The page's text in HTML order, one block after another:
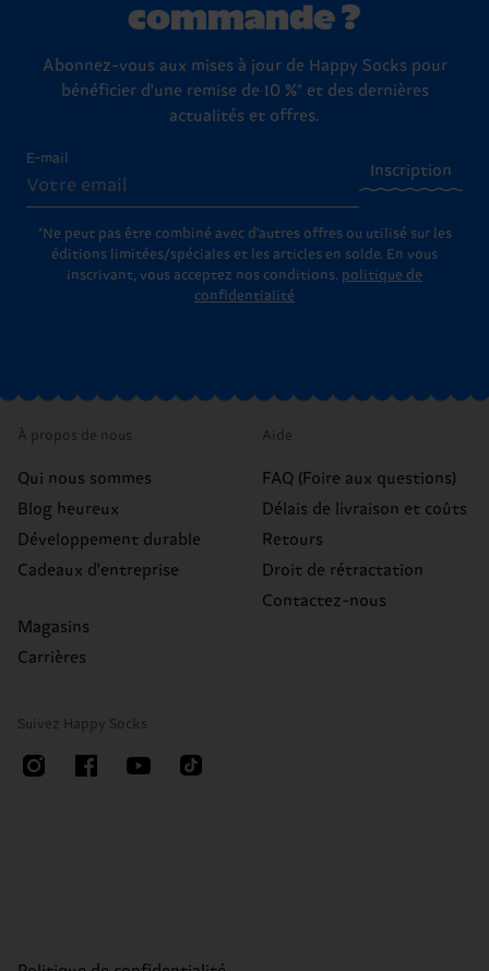
commande ?
Abonnez-vous aux mises à jour de Happy Socks pour
bénéficier d'une remise de 10 %* et des dernières
actualités et offres.
E-mail
Inscription
*Ne peut pas être combiné avec d'autres offres ou utilisé sur les
éditions limitées/spéciales et les articles en solde. En vous
inscrivant, vous acceptez nos conditions. politique de
confidentialité
À propos de nous
Qui nous sommes
Blog heureux
Développement durable
Cadeaux d'entreprise
Magasins
Carrières
Aide
FAQ (Foire aux questions)
Délais de livraison et coûts
Retours
Droit de rétractation
Contactez-nous
Suivez Happy Socks